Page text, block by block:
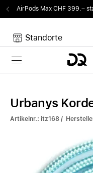
CHF 499.–
Standorte
Toggle navigation
Urbanys
Artikelnr.: itz168 /